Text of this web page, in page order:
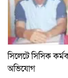
সিলেটে সিসিক
অভিযোগ